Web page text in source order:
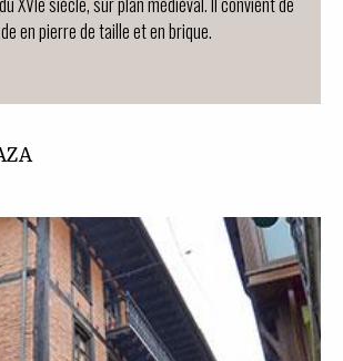
en pierre de taille et en brique.